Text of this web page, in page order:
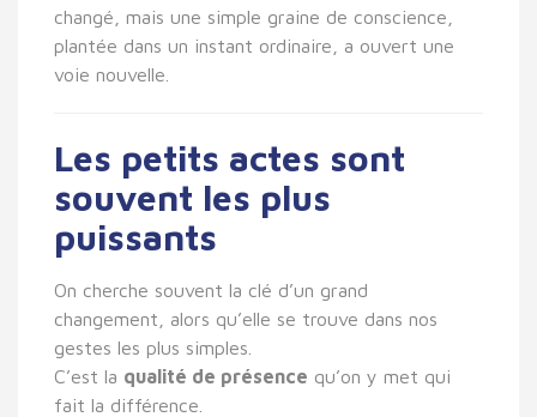
changé, mais une simple graine de conscience,
plantée dans un instant ordinaire, a ouvert une
voie nouvelle.
Les petits actes sont
souvent les plus
puissants
On cherche souvent la clé d’un grand
changement, alors qu’elle se trouve dans nos
gestes les plus simples.
C’est la qualité de présence qu’on y met qui
fait la différence.